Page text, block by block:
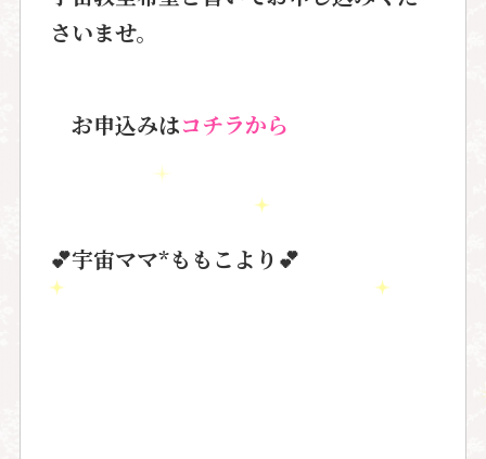
さいませ。
お申込みはコチラから
💕宇宙ママ*ももこより 💕